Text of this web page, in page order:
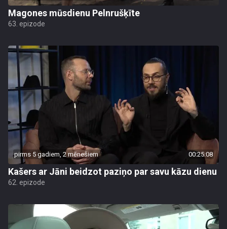
Magones mūsdienu Pelnrušķīte
63. epizode
pirms 5 gadiem, 2 mēnešiem 00:25:08
Kašers ar Jāni beidzot paziņo par savu kāzu dienu
62. epizode